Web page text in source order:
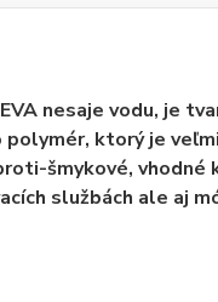
nesaje vodu, je
ktorý je
šmykové, vhodné
službách ale aj